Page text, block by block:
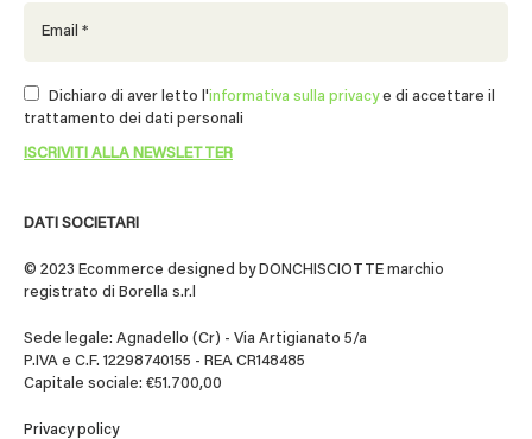
DATI SOCIETARI
© 2023 Ecommerce designed by DONCHISCIOTTE marchio
registrato di Borella s.r.l
Sede legale: Agnadello (Cr) - Via Artigianato 5/a
P.IVA e C.F. 12298740155 - REA CR148485
Capitale sociale: €51.700,00
Privacy policy
Dichiaro di aver letto l'informativa sulla privacye di accettare il
trattamento dei dati personali